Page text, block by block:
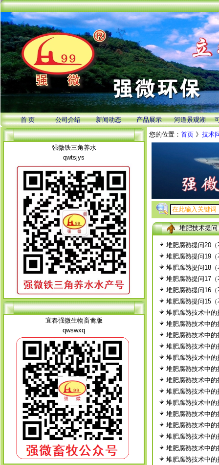
首 页 公司介绍 新闻动态 产品展示 河道景观湖
强微铁三角养水
qwtsjys
宜春强微生物畜禽版
qwswxq
您的位置： 首页 》 技术
堆肥技术提
堆肥腐熟提问20
堆肥腐熟提问19
堆肥腐熟提问18
堆肥腐熟提问17
堆肥腐熟提问16
堆肥腐熟提问15
堆肥腐熟技术中
堆肥腐熟技术中
堆肥腐熟技术中
堆肥腐熟技术中
堆肥腐熟技术中
堆肥腐熟技术中
堆肥腐熟技术中
堆肥腐熟技术中
堆肥腐熟技术中
堆肥腐熟技术中
堆肥腐熟技术中
堆肥腐熟技术中
堆肥腐熟技术中
堆肥腐熟技术中